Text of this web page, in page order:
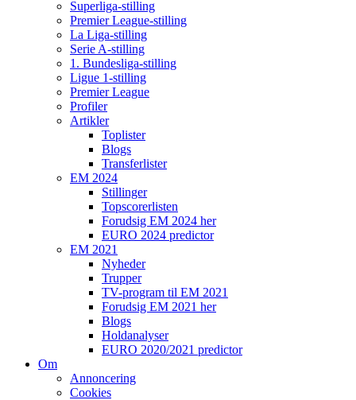
Superliga-stilling
Premier League-stilling
La Liga-stilling
Serie A-stilling
1. Bundesliga-stilling
Ligue 1-stilling
Premier League
Profiler
Artikler
Toplister
Blogs
Transferlister
EM 2024
Stillinger
Topscorerlisten
Forudsig EM 2024 her
EURO 2024 predictor
EM 2021
Nyheder
Trupper
TV-program til EM 2021
Forudsig EM 2021 her
Blogs
Holdanalyser
EURO 2020/2021 predictor
Om
Annoncering
Cookies